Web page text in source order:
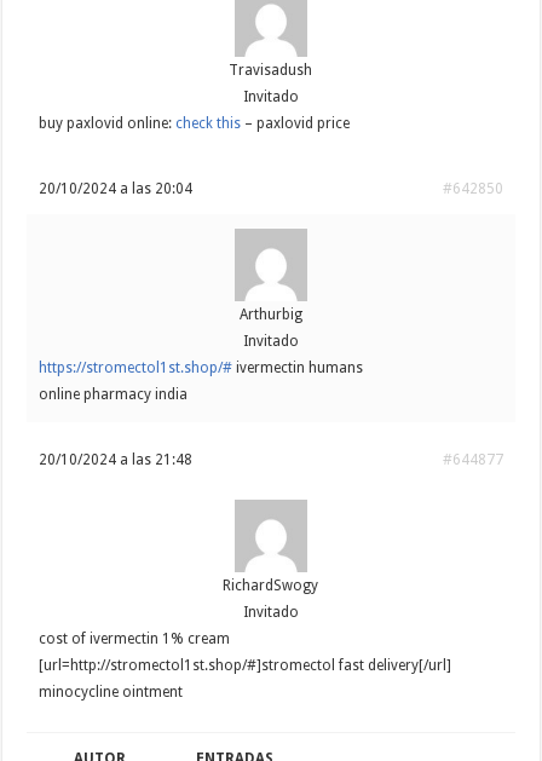
Travisadush
Invitado
buy paxlovid online:check this – paxlovid price
20/10/2024 a las 20:04 #642850
Arthurbig
Invitado
https://stromectol1st.shop/# ivermectin humans
online pharmacy india
20/10/2024 a las 21:48 #644877
RichardSwogy
Invitado
cost of ivermectin 1% cream
[url=http://stromectol1st.shop/#]stromectol fast delivery[/url]
minocycline ointment